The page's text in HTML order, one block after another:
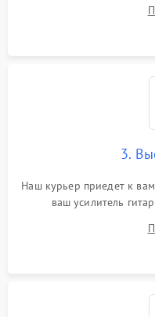
3.
Наш курьер приедет к
ваш усилитель